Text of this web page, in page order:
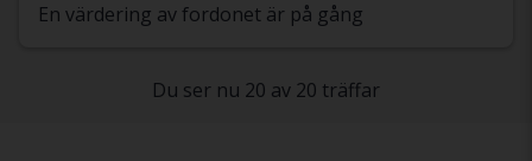
En värdering av fordonet är på gång
Du ser nu 20 av 20 träffar